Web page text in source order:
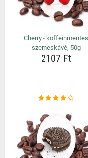
Cherry - koffeinmentes
szemeskávé, 50g
2107 Ft